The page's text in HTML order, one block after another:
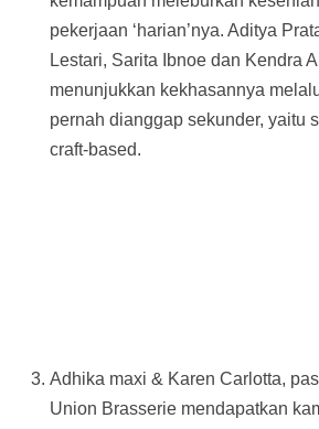
pekerjaan ‘harian’nya. Aditya
Lestari, Sarita Ibnoe dan Kendra
menunjukkan kekhasannya
pernah dianggap sekunder, yaitu
craft-based.
Adhika maxi & Karen Carlotta,
Union Brasserie mendapatkan